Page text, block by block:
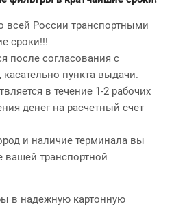
всей России транспортными
сроки!!!
после согласования с
пункта выдачи.
в течение 1-2 рабочих
денег на расчетный счет
и наличие терминала вы
вашей транспортной
в надежную картонную